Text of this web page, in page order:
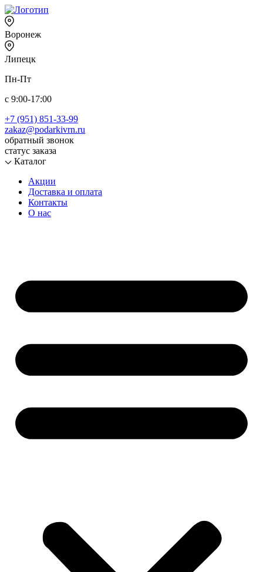
Воронеж
Липецк
Пн-Пт
с 9:00-17:00
+7 (951) 851-33-99
zakaz@podarkivrn.ru
обратный звонок
статус заказа
Каталог
Акции
Доставка и оплата
Контакты
О нас